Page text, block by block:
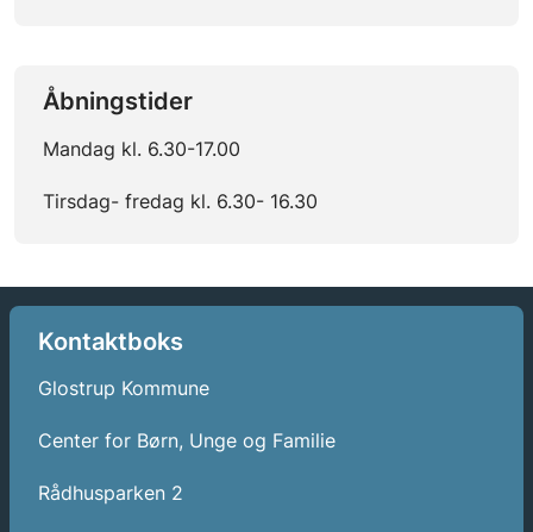
Åbningstider
Mandag kl. 6.30-17.00
Tirsdag- fredag kl. 6.30- 16.30
Kontaktboks
Glostrup Kommune
Center for Børn, Unge og Familie
Rådhusparken 2